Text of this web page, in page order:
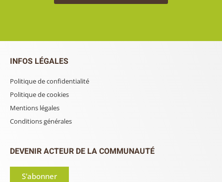
INFOS LÉGALES
Politique de confidentialité
Politique de cookies
Mentions légales
Conditions générales
DEVENIR ACTEUR DE LA COMMUNAUTÉ
S'abonner